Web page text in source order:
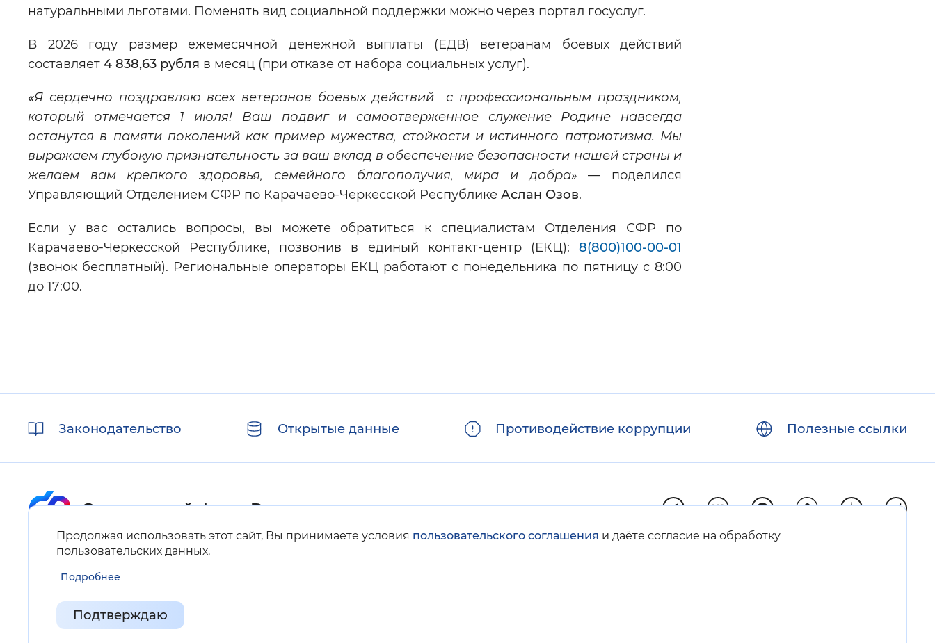
натуральными льготами. Поменять вид социальной поддержки можно через портал госуслуг.
В 2026 году размер ежемесячной денежной выплаты (ЕДВ) ветеранам боевых действий
составляет 4 838,63 рубля в месяц (при отказе от набора социальных услуг).
«Я сердечно поздравляю всех ветеранов боевых действий с профессиональным праздником,
который отмечается 1 июля! Ваш подвиг и самоотверженное служение Родине навсегда
останутся в памяти поколений как пример мужества, стойкости и истинного патриотизма. Мы
выражаем глубокую признательность за ваш вклад в обеспечение безопасности нашей страны и
желаем вам крепкого здоровья, семейного благополучия, мира и добра» –– поделился
Управляющий Отделением СФР по Карачаево-Черкесской Республике Аслан Озов.
Если у вас остались вопросы, вы можете обратиться к специалистам Отделения СФР по
Карачаево-Черкесской Республике, позвонив в единый контакт-центр (ЕКЦ): 8(800)100-00-01
(звонок бесплатный). Региональные операторы ЕКЦ работают с понедельника по пятницу с 8:00
до 17:00.
Продолжая использовать этот сайт, Вы принимаете условия пользовательского соглашения и даёте согласие на обработку
пользовательских данных.
Подробнее
Подтверждаю
ссылкиЗаконодательство Открытые данные Противодействие коррупции Полезные ссылки
Карта сайта
Нашли ошибку на сайте?